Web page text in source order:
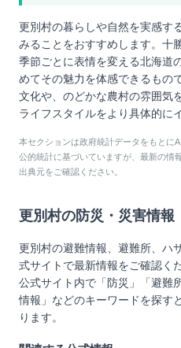
更別村の暮らしや自然を実感す
みることをおすすめします。十
季節ごとに表情を変える北海道
めてその魅力を体感できるもの
文化や、のどかな農村の雰囲気
ライフスタイルをより具体的に
本セクションは政府統計データをもとに
公的統計に基づいていますが、最新の情
出典元をご確認ください。
更別村の防災・災害情報
更別村の避難情報、避難所、ハ
式サイトで最新情報をご確認く
公式サイト内で「防災」「避難
情報」などのキーワードを探す
ります。